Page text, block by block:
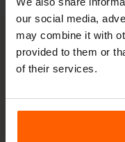
our social media,
may combine it with
provided to them or
of their services.
Aktywuj